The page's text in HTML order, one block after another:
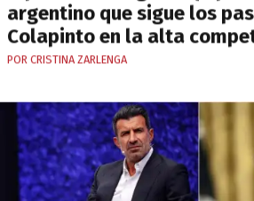
argentino que sigue los
Colapinto en la alta
POR CRISTINA ZARLENGA